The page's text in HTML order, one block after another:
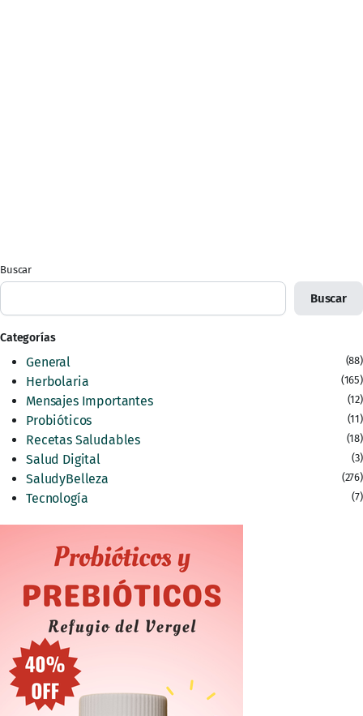
Buscar
Buscar
Categorías
General (88)
Herbolaria (165)
Mensajes Importantes (12)
Probióticos (11)
Recetas Saludables (18)
Salud Digital (3)
SaludyBelleza (276)
Tecnología (7)